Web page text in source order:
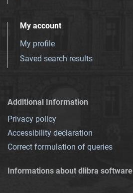
My account
My profile
Saved search results
Additional Information
Privacy policy
Accessibility declaration
Correct formulation of queries
Informations about dlibra software